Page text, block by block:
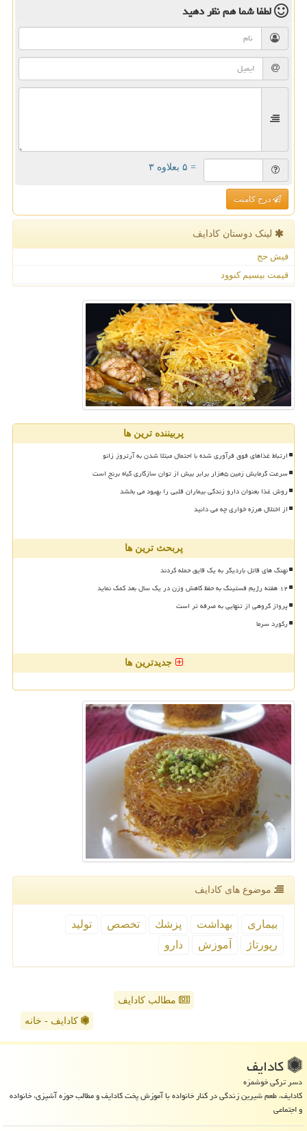
لطفا شما همنظر دهید
= ۵ بعلاوه ۳
درج کامنت
لینک دوستان كادایف
فیش حج
قیمت بیسیم کنوود
پربیننده ترین ها
ارتباط غذاهای فوق فرآوری شده با احتمال مبتلا شدن به آرتروز زانو
سرعت گرمایش زمین ۵هزار برابر بیش از توان سازگاری گیاه برنج است
روش غذا بعنوان دارو زندگی بیماران قلبی را بهبود می بخشد
از اختلال هرزه خواری چه می دانید
پربحث ترین ها
نهنگ های قاتل باردیگر به یک قایق حمله کردند
۱۲ هفته رژیم فستینگ به حفظ کاهش وزن در یک سال بعد کمک نماید
پرواز گروهی از تنهایی به صرفه تر است
رکورد سرما
جدیدترین ها
موضوع های كادایف
بیماری بهداشت پزشك تخصص
تولید
رپورتاژ
آموزش دارو
مطالب کادایف
کادایف - خانه
كادایف
دسر ترکی خوشمزه
کادایف، طعم شیرین زندگی در کنار خانواده با آموزش پخت کادایف و مطالب حوزه آشپزی، خانواده
و اجتماعی